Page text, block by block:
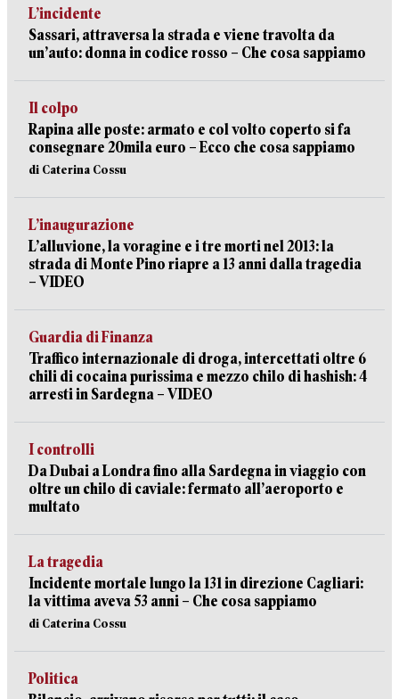
L’incidente
Sassari, attraversa la strada e viene travolta da
un’auto: donna in codice rosso – Che cosa sappiamo
Il colpo
Rapina alle poste: armato e col volto coperto si fa
consegnare 20mila euro – Ecco che cosa sappiamo
di Caterina Cossu
L’inaugurazione
L’alluvione, la voragine e i tre morti nel 2013: la
strada di Monte Pino riapre a 13 anni dalla tragedia
– VIDEO
Guardia di Finanza
Traffico internazionale di droga, intercettati oltre 6
chili di cocaina purissima e mezzo chilo di hashish: 4
arresti in Sardegna – VIDEO
I controlli
Da Dubai a Londra fino alla Sardegna in viaggio con
oltre un chilo di caviale: fermato all’aeroporto e
multato
La tragedia
Incidente mortale lungo la 131 in direzione Cagliari:
la vittima aveva 53 anni – Che cosa sappiamo
di Caterina Cossu
Politica